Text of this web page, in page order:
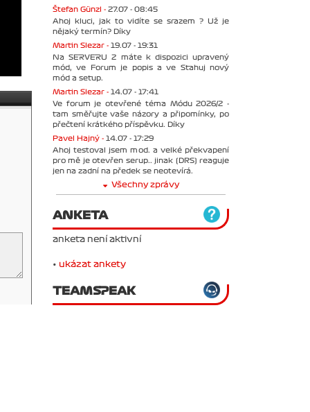
Štefan Günzl - 27.07 - 08:45
Ahoj kluci, jak to vidíte se srazem ? Už je
nějaký termín? Díky
Martin Slezar - 19.07 - 19:31
Na SERVERU 2 máte k dispozici upravený
mód, ve Forum je popis a ve Stahuj nový
mód a setup.
Martin Slezar - 14.07 - 17:41
Ve forum je otevřené téma Módu 2026/2 -
tam směřujte vaše názory a připomínky, po
přečtení krátkého příspěvku. Díky
Pavel Hajný - 14.07 - 17:29
Ahoj testoval jsem mod. a velké překvapení
pro mě je otevřen serup.. jinak (DRS) reaguje
jen na zadní na předek se neotevírá.
Všechny zprávy
ANKETA
anketa není aktivní
• ukázat ankety
TEAMSPEAK